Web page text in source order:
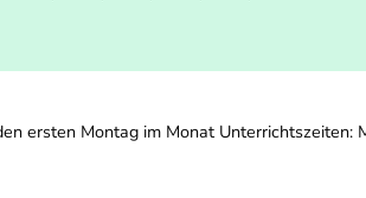
ersten Montag im Monat